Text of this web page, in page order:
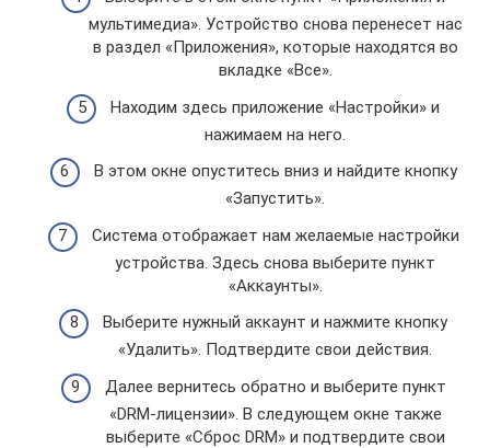
мультимедиа». Устройство снова перенесет нас
в раздел «Приложения», которые находятся во
вкладке «Все».
Находим здесь приложение «Настройки» и
нажимаем на него.
В этом окне опуститесь вниз и найдите кнопку
«Запустить».
Система отображает нам желаемые настройки
устройства. Здесь снова выберите пункт
«Аккаунты».
Выберите нужный аккаунт и нажмите кнопку
«Удалить». Подтвердите свои действия.
Далее вернитесь обратно и выберите пункт
«DRM-лицензии». В следующем окне также
выберите «Сброс DRM» и подтвердите свои